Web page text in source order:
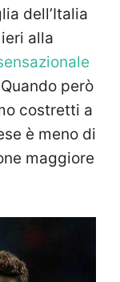
dell’Italia
alla
però
costretti a
è meno di
maggiore